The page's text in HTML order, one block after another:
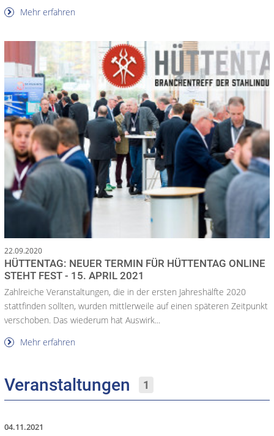
Mehr erfahren
22.09.2020
HÜTTENTAG: NEUER TERMIN FÜR HÜTTENTAG ONLINE
STEHT FEST - 15. APRIL 2021
Zahlreiche Veranstaltungen, die in der ersten Jahreshälfte 2020
stattfinden sollten, wurden mittlerweile auf einen späteren Zeitpunkt
verschoben. Das wiederum hat Auswirk...
Mehr erfahren
Veranstaltungen 1
04.11.2021